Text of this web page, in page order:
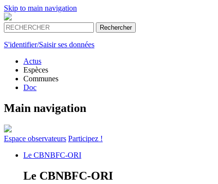
Skip to main navigation
S'identifier/Saisir ses données
Actus
Espèces
Communes
Doc
Main navigation
Espace observateurs Participez !
Le CBNBFC-ORI
Le CBNBFC-ORI